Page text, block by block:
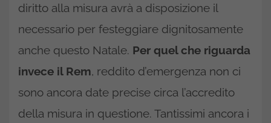
diritto alla misura avrà a disposizione il
necessario per festeggiare dignitosamente
anche questo Natale. Per quel che riguarda
invece il Rem, reddito d’emergenza non ci
sono ancora date precise circa l’accredito
della misura in questione. Tantissimi ancora i